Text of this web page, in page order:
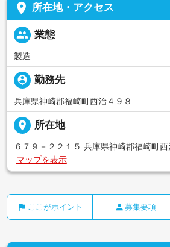
place 所在地・アクセス
people 業態
製造
person_pin 勤務先
兵庫県神崎郡福崎町西治４９８
place 所在地
６７９－２２１５ 兵庫県神崎郡福崎町西
マップを表示
flag ここがポイント person 募集要項